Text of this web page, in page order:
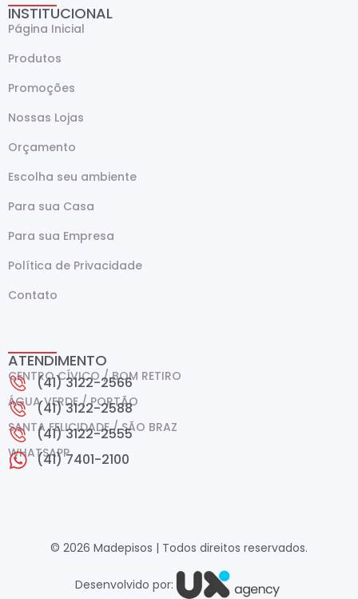
INSTITUCIONAL
Página Inicial
Produtos
Promoções
Nossas Lojas
Orçamento
Escolha seu ambiente
Para sua Casa
Para sua Empresa
Política de Privacidade
Contato
ATENDIMENTO
CENTRO CÍVICO / BOM RETIRO
(41) 3122-2566
ÁGUA VERDE / PORTÃO
(41) 3122-2588
SANTA FELICIDADE / SÃO BRAZ
(41) 3122-2555
WHATSAPP(41) 7401-2100
© 2026 Madepisos | Todos direitos reservados.
Desenvolvido por: